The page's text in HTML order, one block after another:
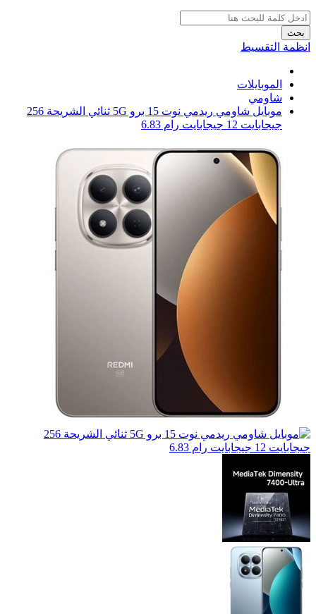
بحث
انظمة التقسيط
الموبايلات
شاومي
موبايل شاومي ريدمي نوت 15 برو 5G ثنائي الشريحة 256
جيجابايت 12 جيجابايت رام 6.83